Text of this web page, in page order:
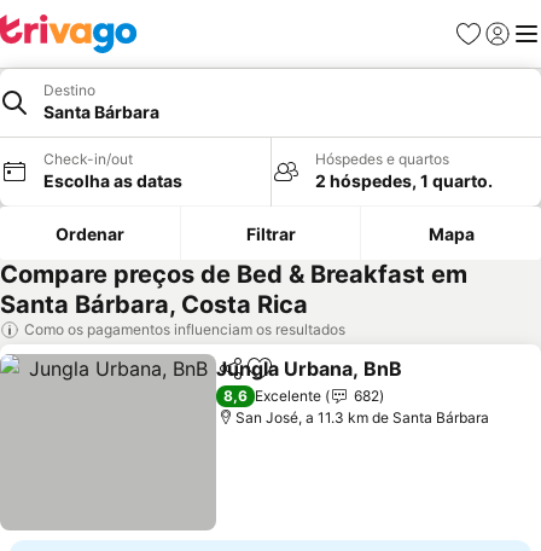
Favoritos
Iniciar
Destino
Santa Bárbara
Check-in/out
Escolha as datas
Hóspedes e quartos
2 hóspedes, 1 quarto.
Ordenar Filtrar Mapa
Compare preços de Bed & Breakfast em
Santa Bárbara, Costa Rica
Como os pagamentos influenciam os resultados
PartilharAdicionar aos favoritos
Jungla Urbana, BnB
8,6 Excelente
682
San José, a 11.3 km de Santa Bárbara